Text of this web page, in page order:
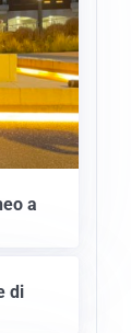
a
di